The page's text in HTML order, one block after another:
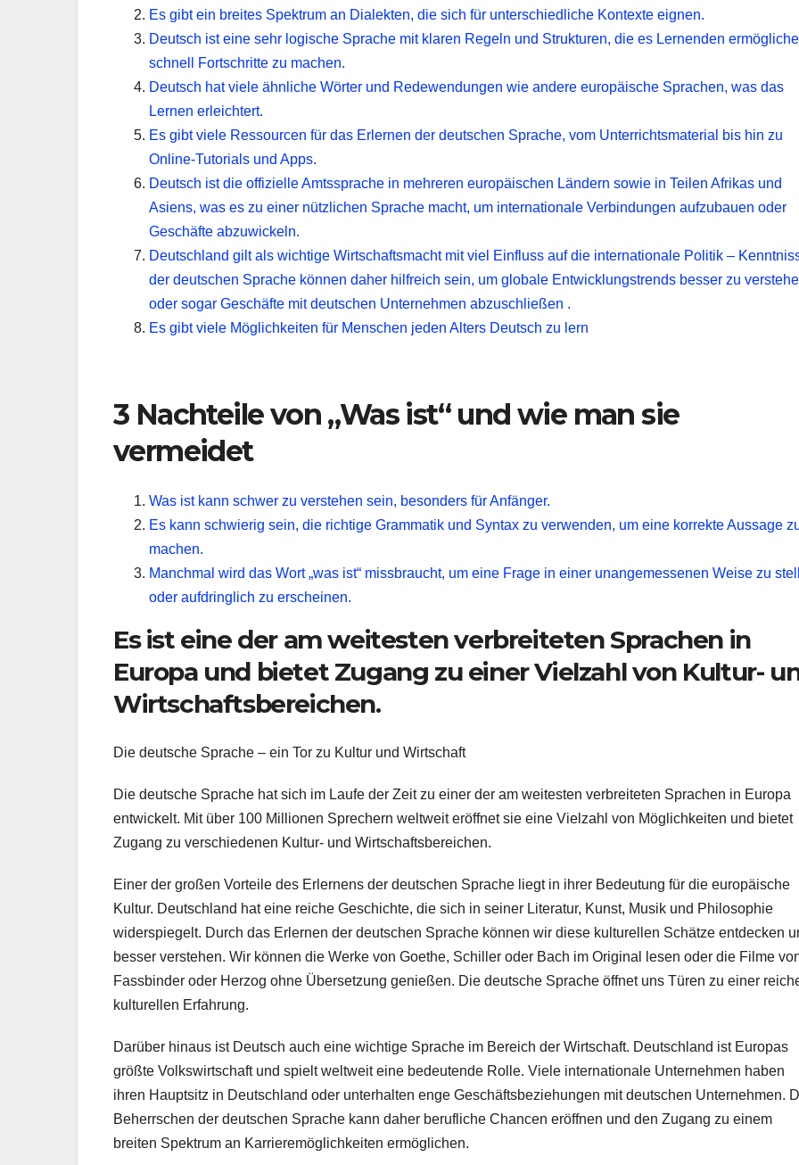
Es gibt ein breites Spektrum an Dialekten, die sich für unterschiedliche Kontexte eignen.
Deutsch ist eine sehr logische Sprache mit klaren Regeln und Strukturen, die es Lernenden
schnell Fortschritte zu machen.
Deutsch hat viele ähnliche Wörter und Redewendungen wie andere europäische Sprachen, was das
Lernen erleichtert.
Es gibt viele Ressourcen für das Erlernen der deutschen Sprache, vom Unterrichtsmaterial bis hin zu
Online-Tutorials und Apps.
Deutsch ist die offizielle Amtssprache in mehreren europäischen Ländern sowie in Teilen Afrikas und
Asiens, was es zu einer nützlichen Sprache macht, um internationale Verbindungen aufzubauen oder
Geschäfte abzuwickeln.
Deutschland gilt als wichtige Wirtschaftsmacht mit viel Einfluss auf die internationale Politik –
der deutschen Sprache können daher hilfreich sein, um globale Entwicklungstrends besser zu
oder sogar Geschäfte mit deutschen Unternehmen abzuschließen .
Es gibt viele Möglichkeiten für Menschen jeden Alters Deutsch zu lern
3 Nachteile von „Was ist“ und wie man sie
vermeidet
Was ist kann schwer zu verstehen sein, besonders für Anfänger.
Es kann schwierig sein, die richtige Grammatik und Syntax zu verwenden, um eine korrekte Aussage
machen.
Manchmal wird das Wort „was ist“ missbraucht, um eine Frage in einer unangemessenen Weise zu
oder aufdringlich zu erscheinen.
Es ist eine der am weitesten verbreiteten Sprachen in
Europa und bietet Zugang zu einer Vielzahl von Kultur-
Wirtschaftsbereichen.
Die deutsche Sprache – ein Tor zu Kultur und Wirtschaft
Die deutsche Sprache hat sich im Laufe der Zeit zu einer der am weitesten verbreiteten Sprachen in Europa
entwickelt. Mit über 100 Millionen Sprechern weltweit eröffnet sie eine Vielzahl von Möglichkeiten und bietet
Zugang zu verschiedenen Kultur- und Wirtschaftsbereichen.
Einer der großen Vorteile des Erlernens der deutschen Sprache liegt in ihrer Bedeutung für die europäische
Kultur. Deutschland hat eine reiche Geschichte, die sich in seiner Literatur, Kunst, Musik und Philosophie
widerspiegelt. Durch das Erlernen der deutschen Sprache können wir diese kulturellen Schätze entdecken
besser verstehen. Wir können die Werke von Goethe, Schiller oder Bach im Original lesen oder die Filme
Fassbinder oder Herzog ohne Übersetzung genießen. Die deutsche Sprache öffnet uns Türen zu einer
kulturellen Erfahrung.
Darüber hinaus ist Deutsch auch eine wichtige Sprache im Bereich der Wirtschaft. Deutschland ist Europas
größte Volkswirtschaft und spielt weltweit eine bedeutende Rolle. Viele internationale Unternehmen haben
ihren Hauptsitz in Deutschland oder unterhalten enge Geschäftsbeziehungen mit deutschen Unternehmen.
Beherrschen der deutschen Sprache kann daher berufliche Chancen eröffnen und den Zugang zu einem
breiten Spektrum an Karrieremöglichkeiten ermöglichen.